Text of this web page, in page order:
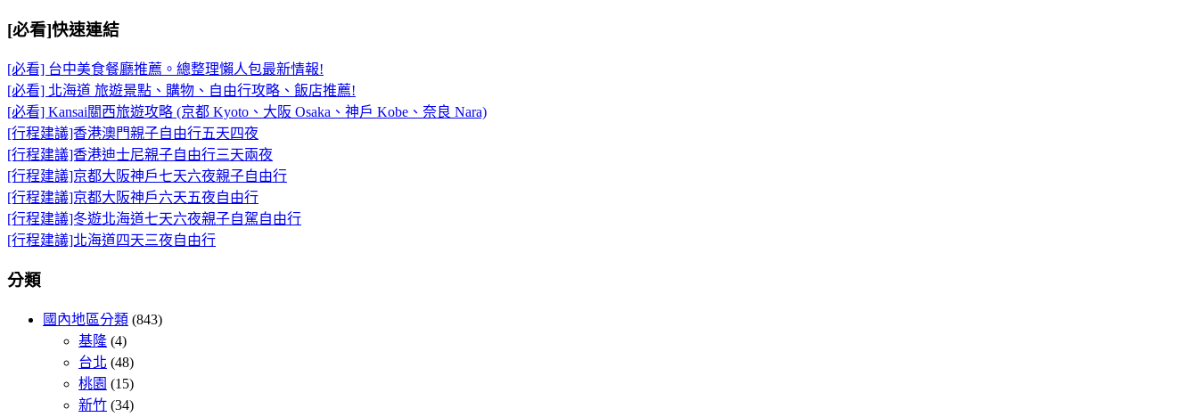
[必看]快速連結
[必看] 台中美食餐廳推薦。總整理懶人包最新情報!
[必看] 北海道 旅遊景點、購物、自由行攻略、飯店推薦!
[必看] Kansai關西旅遊攻略 (京都 Kyoto、大阪 Osaka、神戶 Kobe、奈良 Nara)
[行程建議]香港澳門親子自由行五天四夜
[行程建議]香港迪士尼親子自由行三天兩夜
[行程建議]京都大阪神戶七天六夜親子自由行
[行程建議]京都大阪神戶六天五夜自由行
[行程建議]冬遊北海道七天六夜親子自駕自由行
[行程建議]北海道四天三夜自由行
分類
國內地區分類 (843)
基隆 (4)
台北 (48)
桃園 (15)
新竹 (34)